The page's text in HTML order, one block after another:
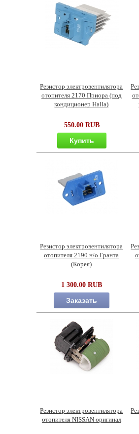
Резистор электровентилятора
отопителя 2170 Приора (под
кондиционер Halla)
550.00 RUB
Купить
Резистор электровентилятора
отопителя 2190 н/о Гранта
(Корея)
1 300.00 RUB
Заказать
Резистор электровентилятора
отопителя NISSAN оригинал